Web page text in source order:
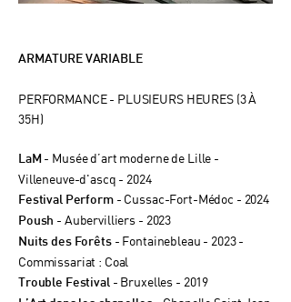
ARMATURE VARIABLE
PERFORMANCE - PLUSIEURS HEURES (3 À
35H)
LaM- Musée d’art moderne de Lille -
Villeneuve-d'ascq - 2024
Festival Perform- Cussac-Fort-Médoc - 2024
Poush - Aubervilliers - 2023
Nuits des Forêts- Fontainebleau - 2023 -
Commissariat : Coal
Trouble Festival - Bruxelles - 2019